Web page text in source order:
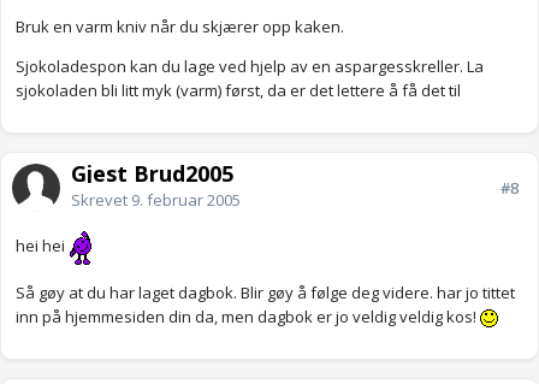
Bruk en varm kniv når du skjærer opp kaken.
Sjokoladespon kan du lage ved hjelp av en aspargesskreller. La
sjokoladen bli litt myk (varm) først, da er det lettere å få det til
Gjest Brud2005
Skrevet 9. februar 2005
#8
hei hei
Så gøy at du har laget dagbok. Blir gøy å følge deg videre. har jo tittet
inn på hjemmesiden din da, men dagbok er jo veldig veldig kos!